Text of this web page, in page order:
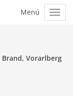
Brand, Vorarlberg